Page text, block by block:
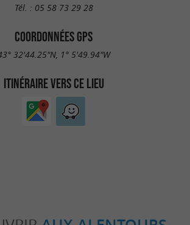
Tél. : 05 58 73 29 28
COORDONNÉES GPS
32'44.25"N, 1° 5'49.94"W
ITINÉRAIRE VERS CE LIEU